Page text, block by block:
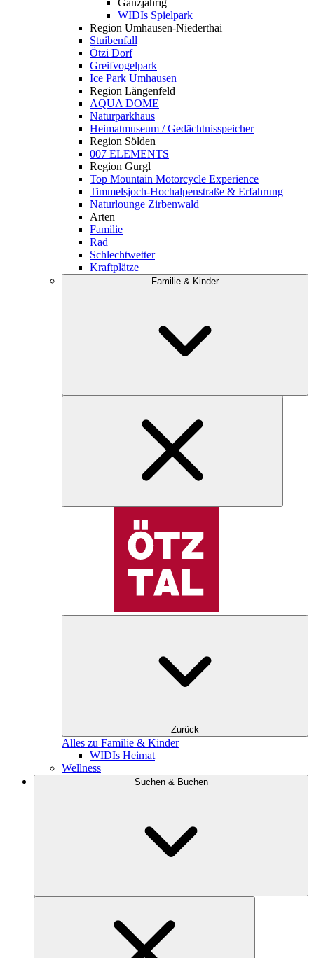
Ganzjährig
WIDIs Spielpark
Region Umhausen-Niederthai
Stuibenfall
Ötzi Dorf
Greifvogelpark
Ice Park Umhausen
Region Längenfeld
AQUA DOME
Naturparkhaus
Heimatmuseum / Gedächtnisspeicher
Region Sölden
007 ELEMENTS
Region Gurgl
Top Mountain Motorcycle Experience
Timmelsjoch-Hochalpenstraße & Erfahrung
Naturlounge Zirbenwald
Arten
Familie
Rad
Schlechtwetter
Kraftplätze
Familie & Kinder
Zurück
Alles zu Familie & Kinder
WIDIs Heimat
Wellness
Suchen & Buchen